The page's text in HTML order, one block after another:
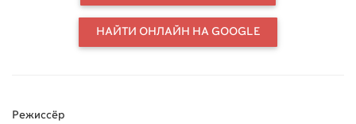
Совершенный человек (1967)
позднее был переработан в
НАЙТИ ОНЛАЙН НА GOOGLE
Режиссёр